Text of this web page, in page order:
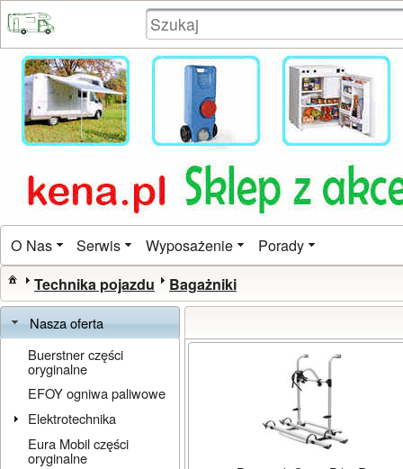
O Nas Serwis Wyposażenie Porady
Technika pojazdu Bagażniki
Nasza oferta
Buerstner części
oryginalne
EFOY ogniwa paliwowe
Elektrotechnika
Eura Mobil części
oryginalne